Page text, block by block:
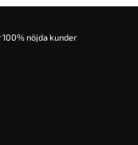
nöjda kunder